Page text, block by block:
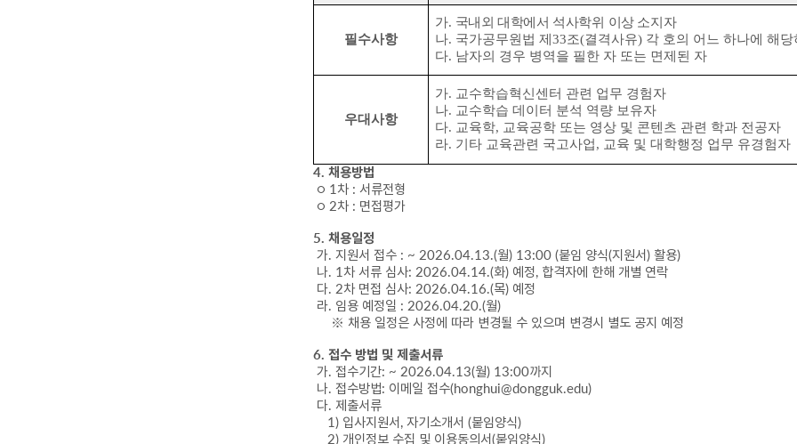
필수사항
가. 국내외 대학에서 석사학위 이상 소지자
나. 국가공무원법 제 33조(결격사유) 각 호의 어느 하나에 해
다. 남자의 경우 병역을 필한 자 또는 면제된 자
우대사항
가. 교수학습혁신센터 관련 업무 경험자
나. 교수학습 데이터 분석 역량 보유자
다. 교육학, 교육공학 또는 영상 및 콘텐츠 관련 학과 전공자
라. 기타 교육관련 국고사업, 교육 및 대학행정 업무 유경험자
4. 채용방법
○ 1 차 : 서류전형
○ 2차 : 면접평가
5. 채용일정
가. 지원서 접수 : ~ 2026.04.13.(월) 13:00 (붙임 양식(지원서) 활용)
나. 1 차 서류 심사: 2026.04.14.(화) 예정, 합격자에 한해 개별 연락
다. 2차 면접 심사: 2026.04.16.(목) 예정
라. 임용 예정일 : 2026.04.20.(월)
※ 채용 일정은 사정에 따라 변경될 수 있으며 변경시 별도 공지 예정
6. 접수 방법 및 제출서류
가. 접수기간: ~ 2026.04.13(월) 13:00까지
나. 접수방법: 이메일 접수(honghui@dongguk.edu)
다. 제출서류
1) 입사지원서 , 자기소개서 (붙임양식)
2) 개인정보 수집 및 이용동의서(붙임양식)